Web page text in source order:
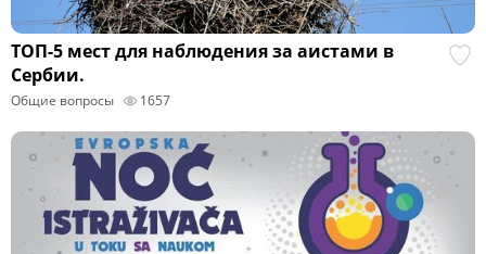
ТОП-5 мест для наблюдения за аистами в
Сербии.
Общие вопросы 1657